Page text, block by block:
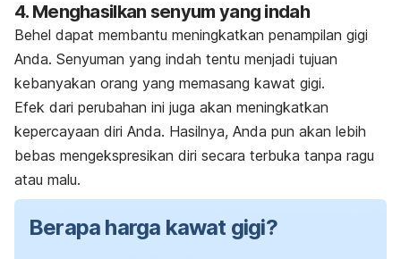
4. Menghasilkan senyum yang indah
Behel dapat membantu meningkatkan penampilan gigi
Anda. Senyuman yang indah tentu menjadi tujuan
kebanyakan orang yang memasang kawat gigi.
Efek dari perubahan ini juga akan meningkatkan
kepercayaan diri Anda. Hasilnya, Anda pun akan lebih
bebas mengekspresikan diri secara terbuka tanpa ragu
atau malu.
Berapa harga kawat gigi?